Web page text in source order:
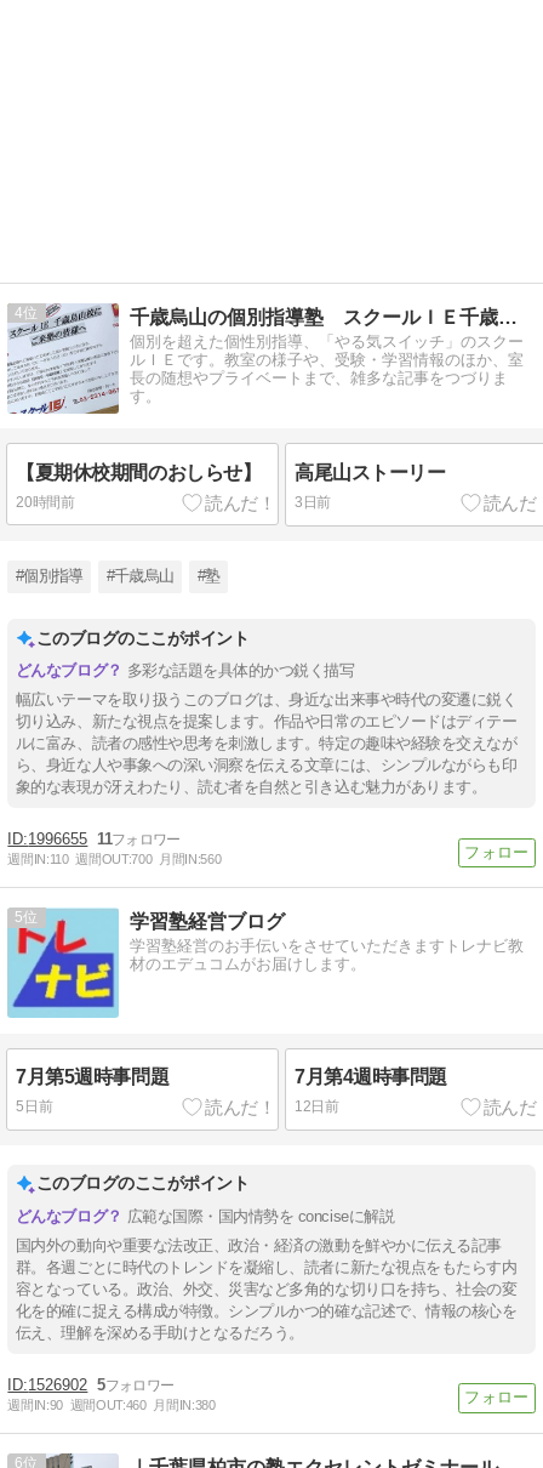
4 千歳烏山の個別指導塾 スクールＩＥ千歳烏山校の室長日記
個別を超えた個性別指導、「やる気スイッチ」のスクー
ルＩＥです。教室の様子や、受験・学習情報のほか、室
長の随想やプライベートまで、雑多な記事をつづりま
す。
【夏期休校期間のおしらせ】
20時間前
高尾山ストーリー
3日前
#個別指導 #千歳烏山 #塾
このブログのここがポイント
多彩な話題を具体的かつ鋭く描写
幅広いテーマを取り扱うこのブログは、身近な出来事や時代の変遷に鋭く
切り込み、新たな視点を提案します。作品や日常のエピソードはディテー
ルに富み、読者の感性や思考を刺激します。特定の趣味や経験を交えなが
ら、身近な人や事象への深い洞察を伝える文章には、シンプルながらも印
象的な表現が冴えわたり、読む者を自然と引き込む魅力があります。
1996655 11
週間IN:110 週間OUT:700 月間IN:560
5 学習塾経営ブログ
学習塾経営のお手伝いをさせていただきますトレナビ教
材のエデュコムがお届けします。
7月第5週時事問題
5日前
7月第4週時事問題
12日前
このブログのここがポイント
広範な国際・国内情勢を conciseに解説
国内外の動向や重要な法改正、政治・経済の激動を鮮やかに伝える記事
群。各週ごとに時代のトレンドを凝縮し、読者に新たな視点をもたらす内
容となっている。政治、外交、災害など多角的な切り口を持ち、社会の変
化を的確に捉える構成が特徴。シンプルかつ的確な記述で、情報の核心を
伝え、理解を深める手助けとなるだろう。
1526902 5
週間IN:90 週間OUT:460 月間IN:380
6